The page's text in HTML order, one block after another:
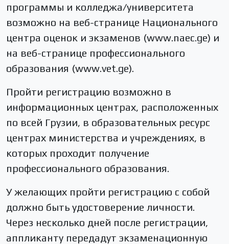
программы и колледжа/университета
возможно на веб-странице Национального
центра оценок и экзаменов (www.naec.ge) и
на веб-странице профессионального
образования (www.vet.ge).
Пройти регистрацию возможно в
информационных центрах, расположенных
по всей Грузии, в образовательных ресурс
центрах министерства и учреждениях, в
которых проходит получение
профессионального образования.
У желающих пройти регистрацию с собой
должно быть удостоверение личности.
Через несколько дней после регистрации,
аппликанту передадут экзаменационную